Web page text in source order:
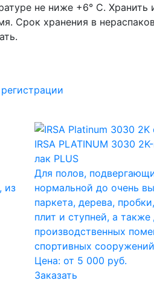
не ниже +6° С.
Срок хранения в
из
IRSA PLATINUM 3030
лак PLUS
Для полов,
нормальной до очень
паркета, дерева,
плит и ступней, а также
производственных
спортивных сооружений
Цена: от 5 000 руб.
Заказать